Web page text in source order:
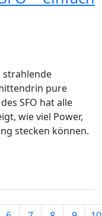
strahlende
pure
SFO hat alle
wie viel Power,
stecken können.
Seite 5 von 75